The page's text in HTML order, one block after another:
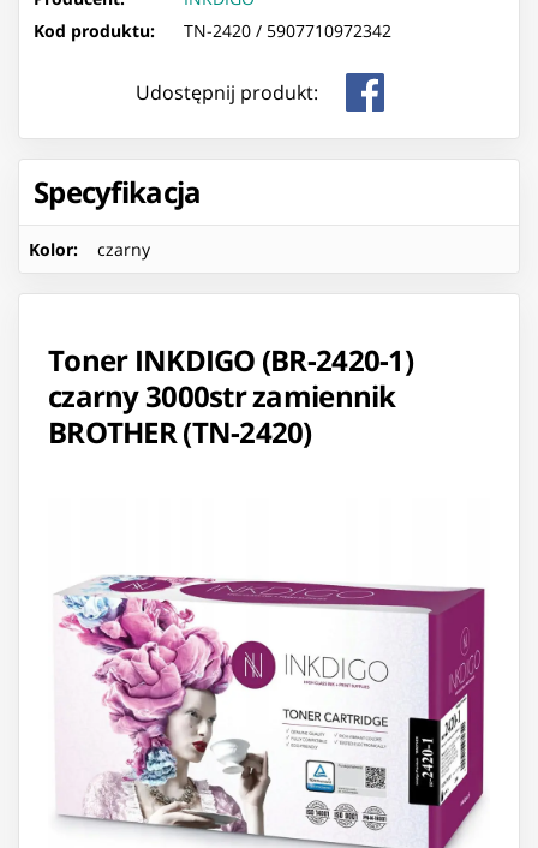
Kod produktu:
TN-2420 / 5907710972342
Udostępnij produkt:
Specyfikacja
Kolor: czarny
Toner INKDIGO (BR-2420-1)
czarny 3000str zamiennik
BROTHER (TN-2420)